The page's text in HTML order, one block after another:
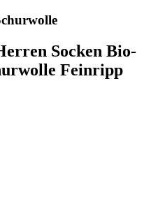
Socken Bio-
Feinripp